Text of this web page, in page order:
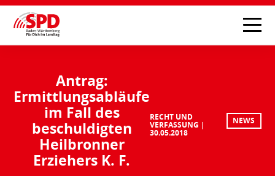
Antrag:
Ermittlungsabläufe
im Fall des
beschuldigten
Heilbronner
Erziehers K. F.
RECHT UND
VERFASSUNG
30.05.2018
NEWS